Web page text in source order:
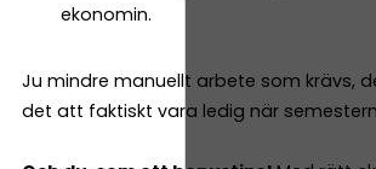
ekonomin.
Ju mindre manuellt arbete som krävs,
det att faktiskt vara ledig när